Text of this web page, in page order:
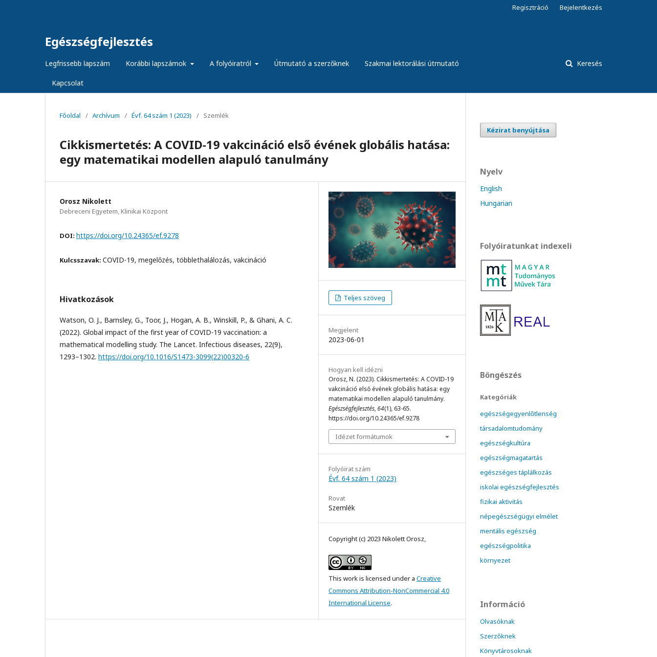
Egészségfejlesztés
Legfrissebb lapszám Korábbi lapszámok A folyóiratról Útmutató a szerzőknek Szakmai lektorálási útmutató
Kapcsolat
Keresés
Regisztráció Bejelentkezés
Főoldal / Archívum / Évf. 64 szám 1 (2023) / Szemlék
Cikkismertetés: A COVID-19 vakcináció első évének globális hatása:
egy matematikai modellen alapuló tanulmány
Orosz Nikolett
Debreceni Egyetem, Klinikai Központ
DOI: https://doi.org/10.24365/ef.9278
Kulcsszavak: COVID-19, megelőzés, többlethalálozás, vakcináció
Hivatkozások
Watson, O. J., Barnsley, G., Toor, J., Hogan, A. B., Winskill, P., & Ghani, A. C.
(2022). Global impact of the first year of COVID-19 vaccination: a
mathematical modelling study. The Lancet. Infectious diseases, 22(9),
1293–1302. https://doi.org/10.1016/S1473-3099(22)00320-6
Teljes szöveg
Megjelent
2023-06-01
Hogyan kell idézni
Orosz, N. (2023). Cikkismertetés: A COVID-19
vakcináció első évének globális hatása: egy
matematikai modellen alapuló tanulmány.
Egészségfejlesztés,64(1), 63-65.
https://doi.org/10.24365/ef.9278
Idézet formátumok
Folyóirat szám
Évf. 64 szám 1 (2023)
Rovat
Szemlék
Copyright (c) 2023 Nikolett Orosz,
This work is licensed under a Creative
Commons Attribution-NonCommercial 4.0
International License.
Kézirat benyújtása
Nyelv
English
Hungarian
Folyóiratunkat indexeli
Böngészés
Kategóriák
egészségegyenlőtlenség
társadalomtudomány
egészségkultúra
egészségmagatartás
egészséges táplálkozás
iskolai egészségfejlesztés
fizikai aktivitás
népegészségügyi elmélet
mentális egészség
egészségpolitika
környezet
Információ
Olvasóknak
Szerzőknek
Könyvtárosoknak